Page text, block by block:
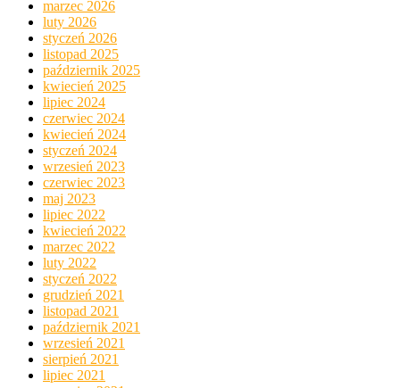
marzec 2026
luty 2026
styczeń 2026
listopad 2025
październik 2025
kwiecień 2025
lipiec 2024
czerwiec 2024
kwiecień 2024
styczeń 2024
wrzesień 2023
czerwiec 2023
maj 2023
lipiec 2022
kwiecień 2022
marzec 2022
luty 2022
styczeń 2022
grudzień 2021
listopad 2021
październik 2021
wrzesień 2021
sierpień 2021
lipiec 2021